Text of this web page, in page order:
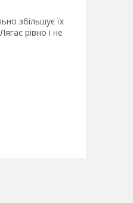
збільшує їх
рівно і не